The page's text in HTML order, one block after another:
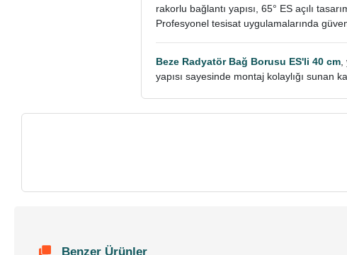
rakorlu bağlantı yapısı, 65° ES açılı
Profesyonel tesisat uygulamalarında
Beze Radyatör Bağ Borusu ES'li 40 cm
yapısı sayesinde montaj kolaylığı sunan
Benzer Ürünler